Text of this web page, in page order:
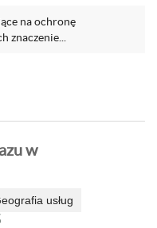
na ochronę
znaczenie...
w
usług